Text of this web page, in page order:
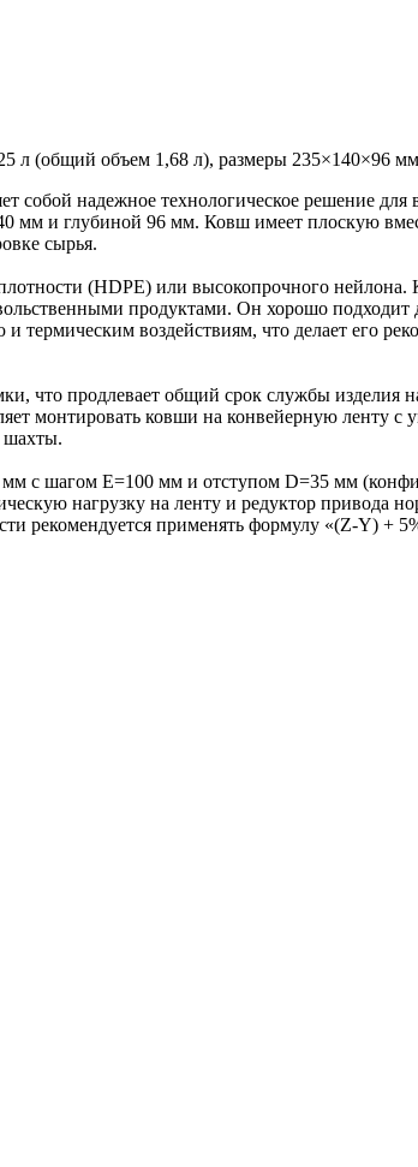
л (общий объем 1,68 л), размеры 235×140×96
надежное технологическое решение для
и глубиной 96 мм. Ковш имеет плоскую
сырья.
(HDPE) или высокопрочного
продуктами. Он хорошо
термическим воздействиям, что делает его
что продлевает общий срок службы
монтировать ковши на конвейерную
шахты.
с шагом E=100 мм и отступом D=35 мм
нагрузку на ленту и редуктор привода
рекомендуется применять формулу «(Z-Y) +